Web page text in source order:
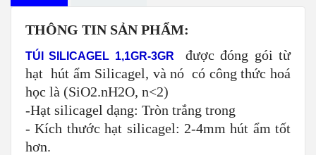
THÔNG TIN SẢN PHẨM:
TÚI SILICAGEL 1,1GR-3GR
được đóng gói từ
hạt hút ẩm Silicagel, và nó có công thức hoá
học là (SiO2.nH2O, n<2)
-Hạt silicagel dạng: Tròn trắng trong
- Kích thước hạt silicagel: 2-4mm hút ẩm tốt
hơn.